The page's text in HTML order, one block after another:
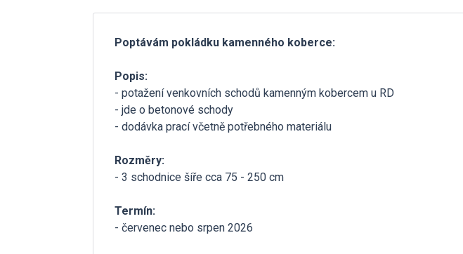
Poptávám pokládku kamenného koberce:
Popis:
- potažení venkovních schodů kamenným kobercem u RD
- jde o betonové schody
- dodávka prací včetně potřebného materiálu
Rozměry:
- 3 schodnice šíře cca 75 - 250 cm
Termín:
- červenec nebo srpen 2026